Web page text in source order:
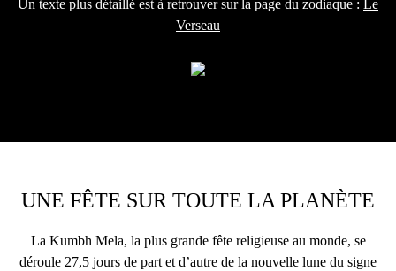
Un texte plus détaillé est à retrouver sur la page du zodiaque : Le
Verseau
UNE FÊTE SUR TOUTE LA PLANÈTE
La Kumbh Mela, la plus grande fête religieuse au monde, se
déroule 27,5 jours de part et d’autre de la nouvelle lune du signe